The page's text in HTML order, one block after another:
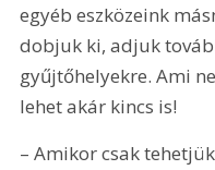
egyéb eszközeink
dobjuk ki, adjuk
gyűjtőhelyekre. Ami
lehet akár kincs is!
– Amikor csak